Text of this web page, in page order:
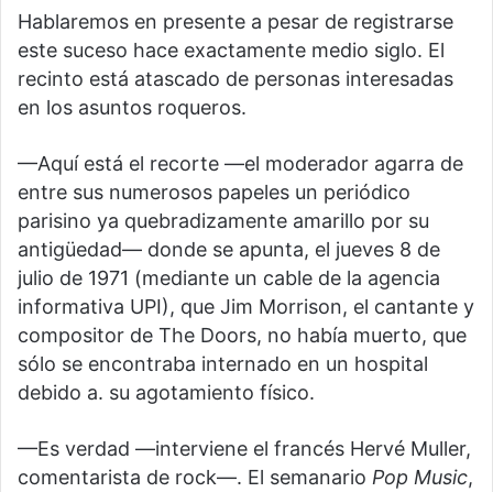
Hablaremos en presente a pesar de registrarse
este suceso hace exactamente medio siglo. El
recinto está atascado de personas interesadas
en los asuntos roqueros.
—Aquí está el recorte —el moderador agarra de
entre sus numerosos papeles un periódico
parisino ya quebradizamente amarillo por su
antigüedad— donde se apunta, el jueves 8 de
julio de 1971 (mediante un cable de la agencia
informativa UPI), que Jim Morrison, el cantante y
compositor de The Doors, no había muerto, que
sólo se encontraba internado en un hospital
debido a. su agotamiento físico.
—Es verdad —interviene el francés Hervé Muller,
comentarista de rock—. El semanario Pop Music,